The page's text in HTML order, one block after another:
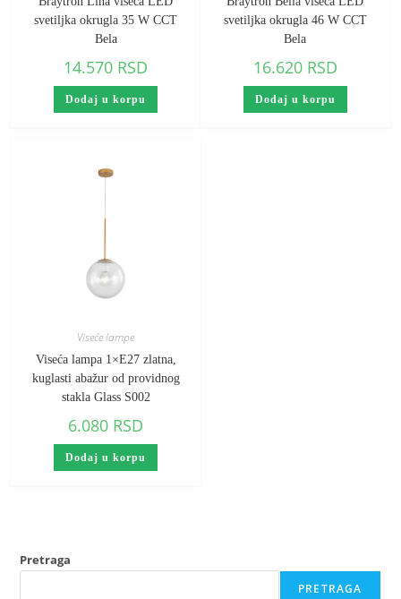
svetiljka okrugla 35 W CCT
Bela
14.570 RSD
Dodaj u korpu
svetiljka okrugla 46 W CCT
Bela
16.620 RSD
Dodaj u korpu
Viseće lampe
Viseća lampa 1×E27 zlatna,
kuglasti abažur od providnog
stakla Glass S002
6.080 RSD
Dodaj u korpu
Pretraga
PRETRAGA